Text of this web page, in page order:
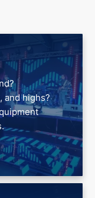
and highs?